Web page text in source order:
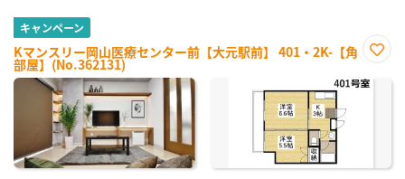
キャンペーン
Kマンスリー岡山医療センター前【大元駅前】 401・2K-【角
部屋】(No.362131)
に入